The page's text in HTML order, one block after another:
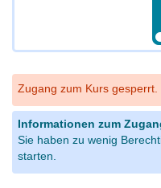
Zugang zum Kurs
Informationen zum
Sie haben zu wenig
starten.